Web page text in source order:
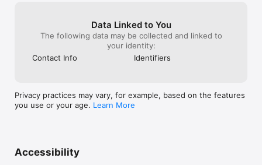
Data Linked to You
The following data may be collected and linked to
your identity:
Contact Info
Identifiers
Privacy practices may vary, for example, based on the features
you use or your age. Learn More
Accessibility